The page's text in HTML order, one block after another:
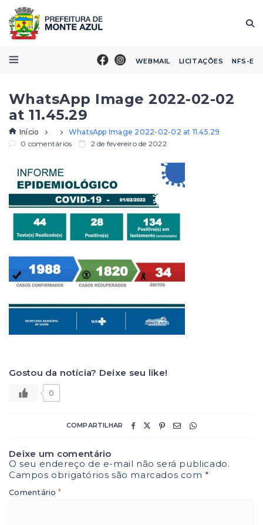
WEBMAIL LICITAÇÕES NFS-E
WhatsApp Image 2022-02-02
at 11.45.29
Início
WhatsApp Image 2022-02-02 at 11.45.29
0 comentários
2 de fevereiro de 2022
Gostou da notícia? Deixe seu like!
0
COMPARTILHAR
Deixe um comentário
O seu endereço de e-mail não será publicado.
Campos obrigatórios são marcados com*
Comentário *